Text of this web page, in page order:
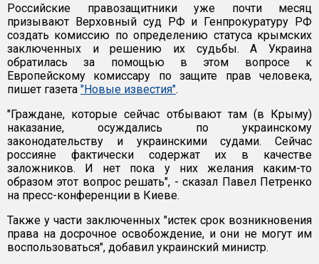
Российские правозащитники уже почти месяц
призывают Верховный суд РФ и Генпрокуратуру РФ
создать комиссию по определению статуса крымских
заключенных и решению их судьбы. А Украина
обратилась за помощью в этом вопросе к
Европейскому комиссару по защите прав человека,
пишет газета "Новые известия".
"Граждане, которые сейчас отбывают там (в Крыму)
наказание, осуждались по украинскому
законодательству и украинскими судами. Сейчас
россияне фактически содержат их в качестве
заложников. И нет пока у них желания каким-то
образом этот вопрос решать", - сказал Павел Петренко
на пресс-конференции в Киеве.
Также у части заключенных "истек срок возникновения
права на досрочное освобождение, и они не могут им
воспользоваться", добавил украинский министр.